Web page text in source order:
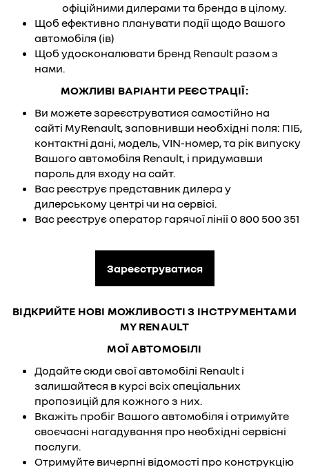
офіційними дилерами та бренда в цілому.
Щоб ефективно планувати події щодо Вашого
автомобіля (ів)
Щоб удосконалювати бренд Renault разом з
нами.
МОЖЛИВІ ВАРІАНТИ РЕЄСТРАЦІЇ:
Ви можете зареєструватися самостійно на
сайті MyRenault, заповнивши необхідні поля: ПІБ,
контактні дані, модель, VIN-номер, та рік випуску
Вашого автомобіля Renault, і придумавши
пароль для входу на сайт.
Вас реєструє представник дилера у
дилерському центрі чи на сервісі.
Вас реєструє оператор гарячої лінії 0 800 500 351
Зареєструватися
ВІДКРИЙТЕ НОВІ МОЖЛИВОСТІ З ІНСТРУМЕНТАМИ
MY RENAULT
МОЇ АВТОМОБІЛІ
Додайте сюди свої автомобілі Renault і
залишайтеся в курсі всіх спеціальних
пропозицій для кожного з них.
Вкажіть пробіг Вашого автомобіля і отримуйте
своєчасні нагадування про необхідні сервісні
послуги.
Отримуйте вичерпні відомості про конструкцію